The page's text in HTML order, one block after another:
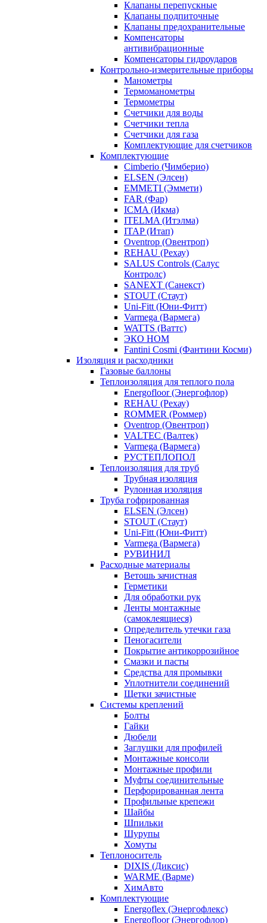
Клапаны перепускные
Клапаны подпиточные
Клапаны предохранительные
Компенсаторы
антивибрационные
Компенсаторы гидроударов
Контрольно-измерительные приборы
Манометры
Термоманометры
Термометры
Счетчики для воды
Счетчики тепла
Счетчики для газа
Комплектующие для счетчиков
Комплектующие
Cimberio (Чимберио)
ELSEN (Элсен)
EMMETI (Эммети)
FAR (Фар)
ICMA (Икма)
ITELMA (Итэлма)
ITAP (Итап)
Oventrop (Овентроп)
REHAU (Рехау)
SALUS Controls (Салус
Контролс)
SANEXT (Санекст)
STOUT (Стаут)
Uni-Fitt (Юни-Фитт)
Varmega (Вармега)
WATTS (Ваттс)
ЭКО НОМ
Fantini Cosmi (Фантини Косми)
Изоляция и расходники
Газовые баллоны
Теплоизоляция для теплого пола
Energofloor (Энергофлор)
REHAU (Рехау)
ROMMER (Роммер)
Oventrop (Овентроп)
VALTEC (Валтек)
Varmega (Вармега)
РУСТЕПЛОПОЛ
Теплоизоляция для труб
Трубная изоляция
Рулонная изоляция
Труба гофрированная
ELSEN (Элсен)
STOUT (Стаут)
Uni-Fitt (Юни-Фитт)
Varmega (Вармега)
РУВИНИЛ
Расходные материалы
Ветошь зачистная
Герметики
Для обработки рук
Ленты монтажные
(самоклеящиеся)
Определитель утечки газа
Пеногасители
Покрытие антикоррозийное
Смазки и пасты
Средства для промывки
Уплотнители соединений
Щетки зачистные
Системы креплений
Болты
Гайки
Дюбели
Заглушки для профилей
Монтажные консоли
Монтажные профили
Муфты соединительные
Перфорированная лента
Профильные крепежи
Шайбы
Шпильки
Шурупы
Хомуты
Теплоноситель
DIXIS (Диксис)
WARME (Варме)
ХимАвто
Комплектующие
Energoflex (Энергофлекс)
Energofloor (Энергофлор)